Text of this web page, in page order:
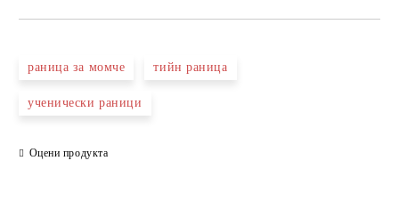
раница за момче тийн раница
ученически раници
Оцени продукта